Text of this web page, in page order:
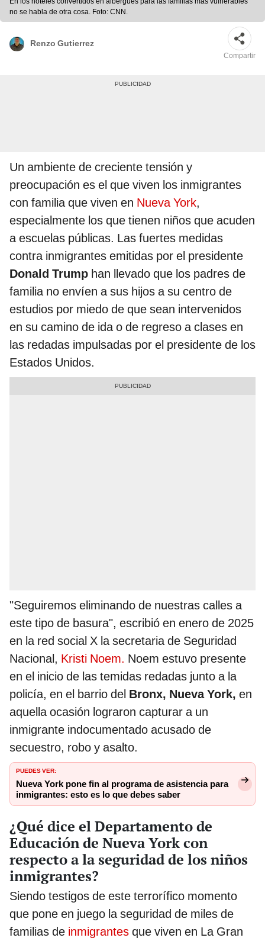
no se habla de otra cosa. Foto: CNN.
Renzo Gutierrez
Compartir
Un ambiente de creciente tensión y
preocupación es el que viven los inmigrantes
con familia que viven en Nueva York,
especialmente los que tienen niños que acuden
a escuelas públicas. Las fuertes medidas
contra inmigrantes emitidas por el presidente
Donald Trump han llevado que los padres de
familia no envíen a sus hijos a su centro de
estudios por miedo de que sean intervenidos
en su camino de ida o de regreso a clases en
las redadas impulsadas por el presidente de los
Estados Unidos.
"Seguiremos eliminando de nuestras calles a
este tipo de basura", escribió en enero de 2025
en la red social X la secretaria de Seguridad
Nacional, Kristi Noem. Noem estuvo presente
en el inicio de las temidas redadas junto a la
policía, en el barrio del Bronx, Nueva York, en
aquella ocasión lograron capturar a un
inmigrante indocumentado acusado de
secuestro, robo y asalto.
PUEDES VER:
Nueva York pone fin al programa de asistencia para
inmigrantes: esto es lo que debes saber
¿Qué dice el Departamento de
Educación de Nueva York con
respecto a la seguridad de los niños
inmigrantes?
Siendo testigos de este terrorífico momento
que pone en juego la seguridad de miles de
familias de inmigrantes que viven en La Gran